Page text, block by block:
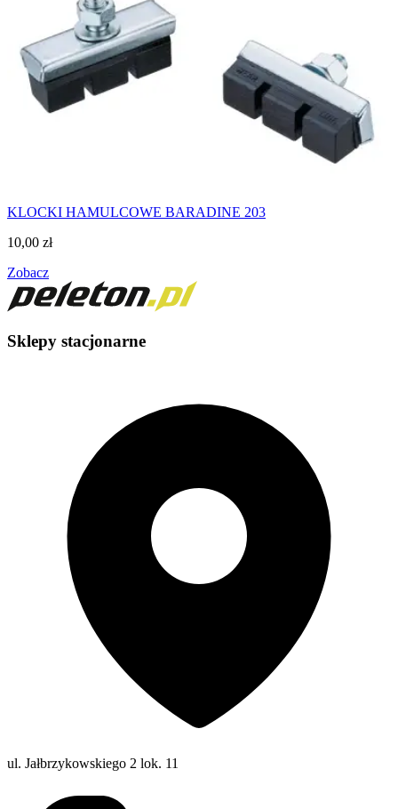
KLOCKI HAMULCOWE BARADINE 203
10,00 zł
Zobacz
Sklepy stacjonarne
ul. Jałbrzykowskiego 2 lok. 11